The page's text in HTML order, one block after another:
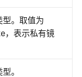
型。取值为
，表示私有镜
。